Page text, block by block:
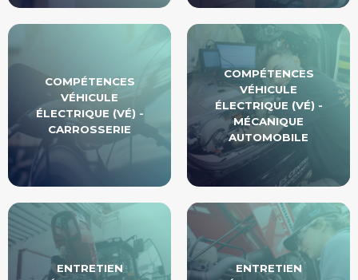
COMPÉTENCES
VÉHICULE
ÉLECTRIQUE (VÉ) -
CARROSSERIE
COMPÉTENCES
VÉHICULE
ÉLECTRIQUE (VÉ) -
MÉCANIQUE
AUTOMOBILE
ENTRETIEN
ENTRETIEN